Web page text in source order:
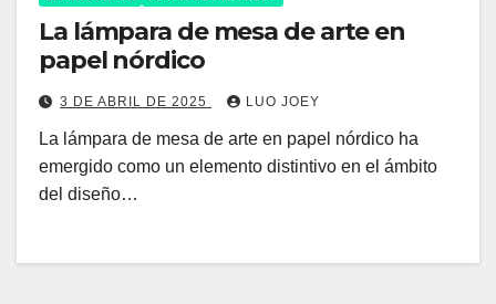
La lámpara de mesa de arte en
papel nórdico
3 DE ABRIL DE 2025 LUO JOEY
La lámpara de mesa de arte en papel nórdico ha
emergido como un elemento distintivo en el ámbito
del diseño…